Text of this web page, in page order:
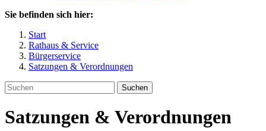
Sie befinden sich hier:
Start
Rathaus & Service
Bürgerservice
Satzungen & Verordnungen
Suchen
Satzungen & Verordnungen